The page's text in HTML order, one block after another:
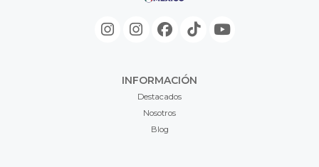
INFORMACIÓN
Destacados
Nosotros
Blog